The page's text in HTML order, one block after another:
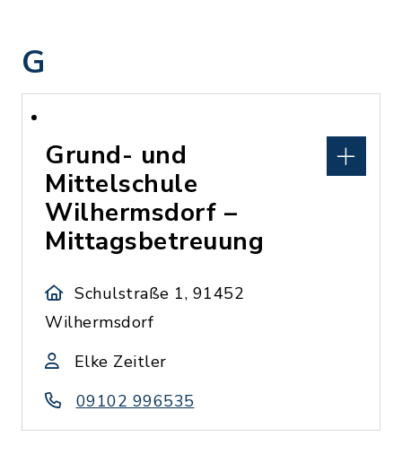
G
Grund- und
Mittelschule
Wilhermsdorf –
Mittagsbetreuung
Schulstraße 1, 91452
Wilhermsdorf
Elke Zeitler
09102 996535